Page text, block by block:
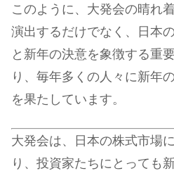
このように、大発会の晴れ
演出するだけでなく、日本
と新年の決意を象徴する重
り、毎年多くの人々に新年
を果たしています。
大発会は、日本の株式市場
り、投資家たちにとっても